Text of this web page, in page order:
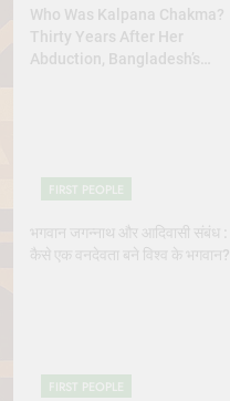
Who Was Kalpana Chakma?
Thirty Years After Her
Abduction, Bangladesh’s
FIRST PEOPLE
भगवान जगन्नाथ और आदिवासी संबंध :
कैसे एक वनदेवता बने विश्व के भगवान?
FIRST PEOPLE